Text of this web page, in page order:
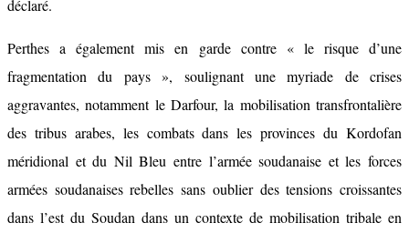
déclaré.
Perthes a également mis en garde contre « le risque d’une
fragmentation du pays », soulignant une myriade de crises
aggravantes, notamment le Darfour, la mobilisation transfrontalière
des tribus arabes, les combats dans les provinces du Kordofan
méridional et du Nil Bleu entre l’armée soudanaise et les forces
armées soudanaises rebelles sans oublier des tensions croissantes
dans l’est du Soudan dans un contexte de mobilisation tribale en